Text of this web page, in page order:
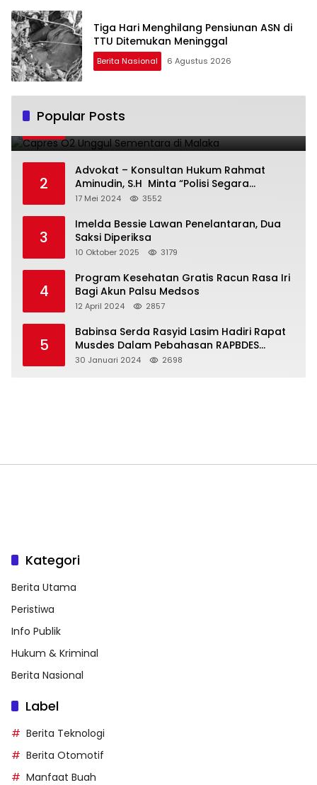
Tiga Hari Menghilang Pensiunan ASN di
TTU Ditemukan Meninggal
Berita Nasional 6 Agustus 2026
Popular Posts
1 Capres O2 Unggul Sementara di Malaka
2
Advokat – Konsultan Hukum Rahmat
Aminudin, S.H Minta “Polisi Segara
Tuntaskan Kasus Vina”
17 Mei 2024 3552
3
Imelda Bessie Lawan Penelantaran, Dua
Saksi Diperiksa
10 Oktober 2025 3179
4
Program Kesehatan Gratis Racun Rasa Iri
Bagi Akun Palsu Medsos
12 April 2024 2857
5
Babinsa Serda Rasyid Lasim Hadiri Rapat
Musdes Dalam Pebahasan RAPBDES
Bereliku 2024
30 Januari 2024 2698
Kategori
Berita Utama
Peristiwa
Info Publik
Hukum & Kriminal
Berita Nasional
Label
Berita Teknologi
Berita Otomotif
Manfaat Buah